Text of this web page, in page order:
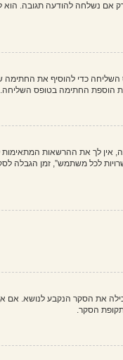
נשלחה להודעה תגובה. הוא
השליחה כדי להוסיף את החתימה
הוספת החתימה בטופס השליחה.
לך את ההרשאות המתאימות
את הסקר הנקבע לנושא.
הסקר.